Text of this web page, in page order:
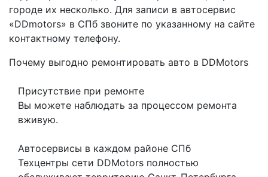
городе их несколько. Для записи в автосервис
«DDmotors» в СПб звоните по указанному на сайте
контактному телефону.
Почему выгодно ремонтировать авто в DDMotors
Присутствие при ремонте
Вы можете наблюдать за процессом ремонта
вживую.
Автосервисы в каждом районе СПб
Техцентры сети DDMotors полностью